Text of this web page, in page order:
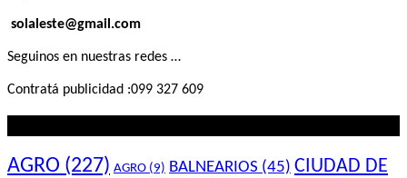
solaleste@gmail.com
Seguinos en nuestras redes …
Contratá publicidad :099 327 609
AGRO (227) AGRO (9) BALNEARIOS (45) CIUDAD DE